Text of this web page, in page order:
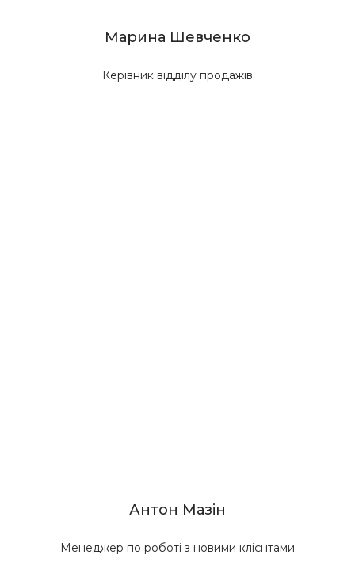
Марина Шевченко
Керівник відділу продажів
Антон Мазін
Менеджер по роботі з новими клієнтами